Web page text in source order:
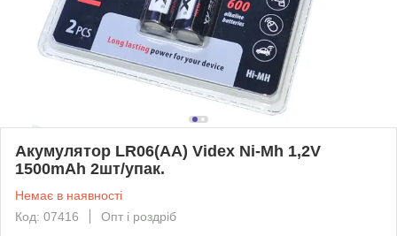
Акумулятор LR06(AA) Videx Ni-Mh 1,2V
1500mAh 2шт/упак.
Немає в наявності
Код: 07416
Опт і роздріб